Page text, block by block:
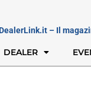
– Il
DEALER